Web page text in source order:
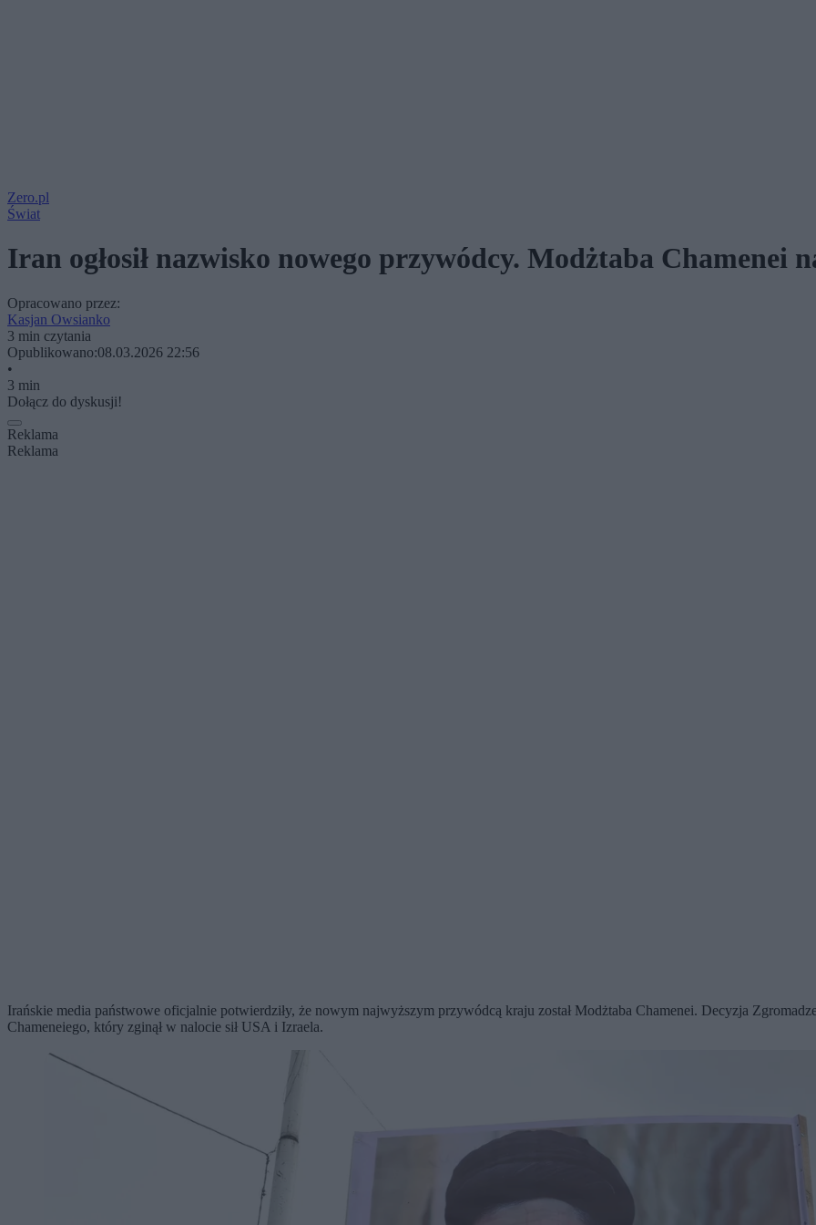
Zero.pl
Świat
Iran ogłosił nazwisko nowego przywódcy. Modżtaba Chamenei
Opracowano przez:
Kasjan Owsianko
3 min czytania
Opublikowano:08.03.2026 22:56
•
3 min
Dołącz do dyskusji!
Reklama
Reklama
Irańskie media państwowe oficjalnie potwierdziły, że nowym najwyższym przywódcą kraju został Modżtaba Chamenei. Decyzja
Chameneiego, który zginął w nalocie sił USA i Izraela.